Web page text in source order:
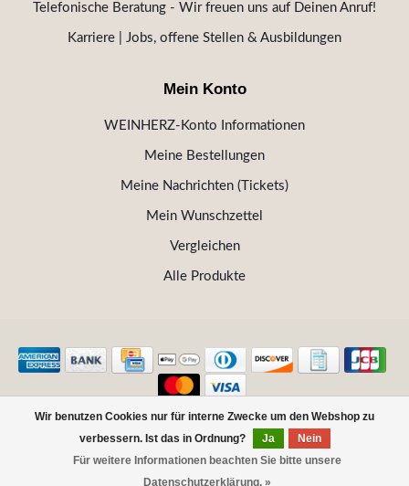
Wir benutzen Cookies nur für interne Zwecke um den Webshop zu
verbessern. Ist das in Ordnung?
Ja
Nein
Für weitere Informationen beachten Sie bitte unsere
Datenschutzerklärung. »
Telefonische Beratung - Wir freuen uns auf Deinen Anruf!
Karriere | Jobs, offene Stellen & Ausbildungen
Mein Konto
WEINHERZ-Konto Informationen
Meine Bestellungen
Meine Nachrichten (Tickets)
Mein Wunschzettel
Vergleichen
Alle Produkte
© Copyright 2026 WEINHERZ Kitzbühel - Die VINOTHEK in
FILTER